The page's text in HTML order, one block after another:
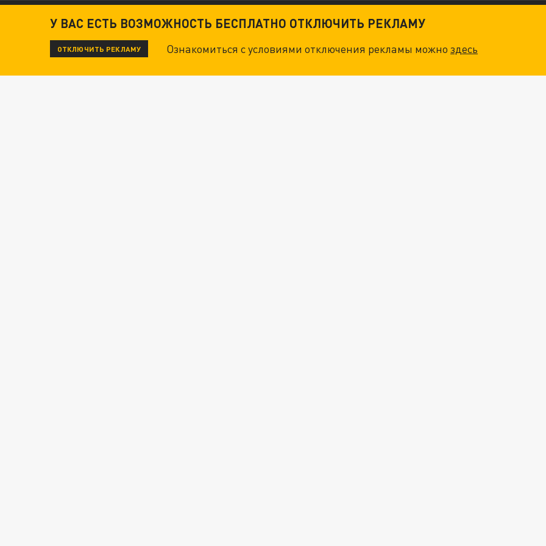
ДАНЯ С ДАШЕЙ СПАСЛИСЬ ОТ БОЕВИКОВ ВСУ. НО БЕДЫ ДЛЯ МАЛЫШЕЙ НЕ ЗАКОНЧИЛИСЬ
У ВАС ЕСТЬ ВОЗМОЖНОСТЬ БЕСПЛАТНО ОТКЛЮЧИТЬ РЕКЛАМУ
ОТКЛЮЧИТЬ РЕКЛАМУ Ознакомиться с условиями отключения рекламы можноздесь